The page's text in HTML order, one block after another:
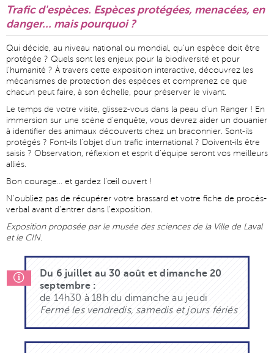
Trafic d'espèces. Espèces protégées, menacées, en
danger... mais pourquoi ?
Qui décide, au niveau national ou mondial, qu'un espèce doit être
protégée ? Quels sont les enjeux pour la biodiversité et pour
l'humanité ? À travers cette exposition interactive, découvrez les
mécanismes de protection des espèces et comprenez ce que
chacun peut faire, à son échelle, pour préserver le vivant.
Le temps de votre visite, glissez-vous dans la peau d'un Ranger ! En
immersion sur une scène d'enquête, vous devrez aider un douanier
à identifier des animaux découverts chez un braconnier. Sont-ils
protégés ? Font-ils l'objet d'un trafic international ? Doivent-ils être
saisis ? Observation, réflexion et esprit d'équipe seront vos meilleurs
alliés.
Bon courage... et gardez l'œil ouvert !
N'oubliez pas de récupérer votre brassard et votre fiche de procès-
verbal avant d'entrer dans l'exposition.
Exposition proposée par le musée des sciences de la Ville de Laval
et le CIN.
Du 6 juillet au 30 août et dimanche 20
septembre :
de 14h30 à 18h du dimanche au jeudi
Fermé les vendredis, samedis et jours fériés